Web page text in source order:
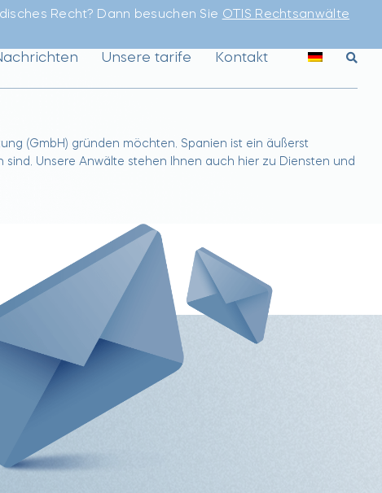
Recht? Dann besuchen Sie OTIS Rechtsanwälte
Unsere tarife Kontakt
(GmbH) gründen möchten. Spanien ist ein äußerst
Unsere Anwälte stehen Ihnen auch hier zu Diensten und